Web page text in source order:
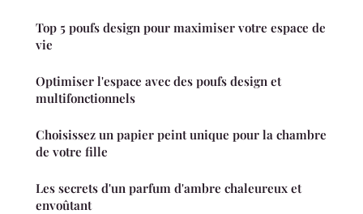
Top 5 poufs design pour maximiser votre espace de
vie
Optimiser l'espace avec des poufs design et
multifonctionnels
Choisissez un papier peint unique pour la chambre
de votre fille
Les secrets d'un parfum d'ambre chaleureux et
envoûtant